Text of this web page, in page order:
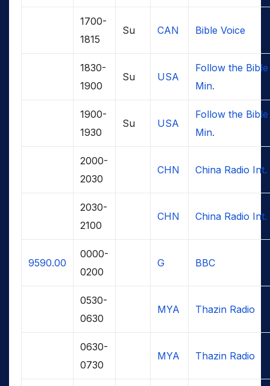
1700-
1815
Su CAN Bible Voice
1830-
1900
Su USA
Follow the Bible
Min.
1900-
1930
Su USA
Follow the Bible
Min.
2000-
2030
CHN China Radio Int.
2030-
2100
CHN China Radio Int.
9590.00
0000-
0200
G BBC
0530-
0630
MYA Thazin Radio
0630-
0730
MYA Thazin Radio